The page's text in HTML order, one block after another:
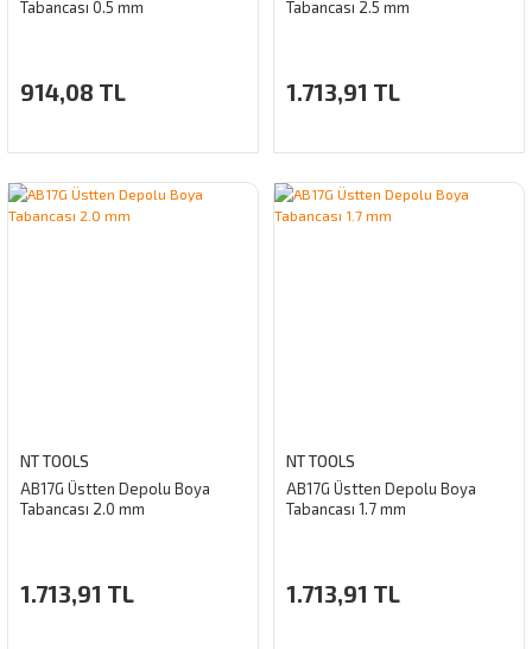
Tabancası 0.5 mm
914,08 TL
Tabancası 2.5 mm
1.713,91 TL
NT TOOLS
AB17G Üstten Depolu Boya
Tabancası 2.0 mm
1.713,91 TL
NT TOOLS
AB17G Üstten Depolu Boya
Tabancası 1.7 mm
1.713,91 TL